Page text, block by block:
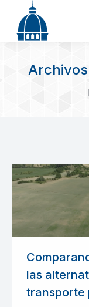
las
transporte